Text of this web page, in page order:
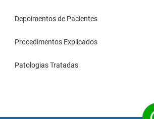
Depoimentos de Pacientes
Procedimentos Explicados
Patologias Tratadas